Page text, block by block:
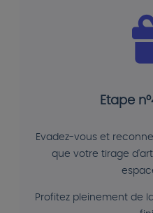
Etape
Evadez-vous et
que votre tirage
Profitez pleinement de